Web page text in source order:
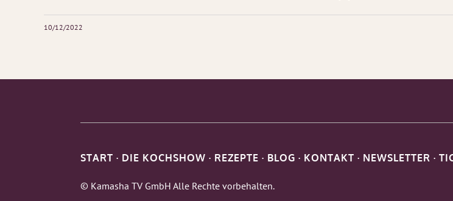
10/12/2022
START · DIE KOCHSHOW · REZEPTE · BLOG · KONTAKT · NEWSLETTER ·
© Kamasha TV GmbH Alle Rechte vorbehalten.